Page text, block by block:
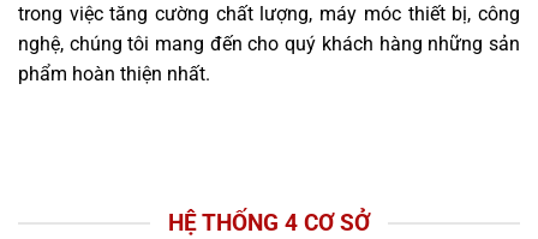
trong việc tăng cường chất lượng, máy móc thiết bị, công
nghệ, chúng tôi mang đến cho quý khách hàng những sản
phẩm hoàn thiện nhất.
HỆ THỐNG 4 CƠ SỞ